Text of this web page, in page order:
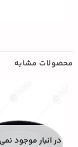
محصولات مشابه
در انبار موجود